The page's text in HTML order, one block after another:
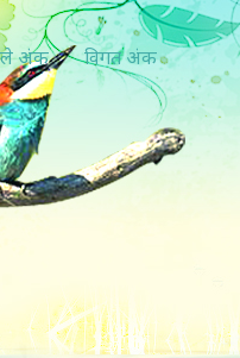
अंक विगत अंक